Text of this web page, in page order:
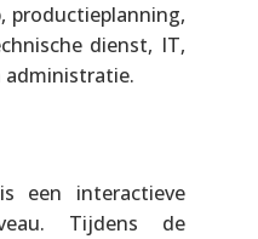
productieplanning,
dienst, IT,
administratie.
een interactieve
Tijdens de